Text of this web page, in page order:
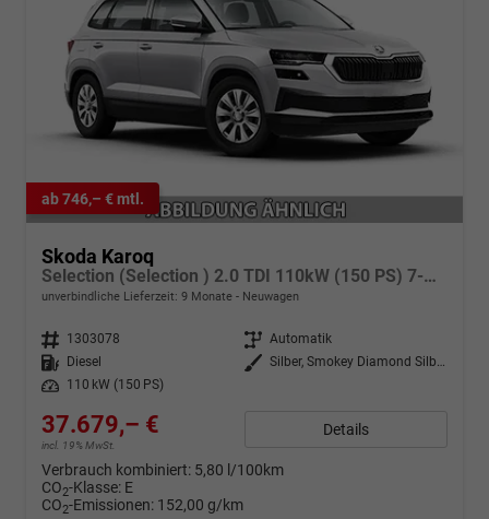
ab 746,– € mtl.
Skoda Karoq
Selection (Selection ) 2.0 TDI 110kW (150 PS) 7-Gang DSG 4x4
unverbindliche Lieferzeit: 9 Monate Neuwagen
Fahrzeugnr. 1303078 Getriebe Automatik
Kraftstoff
Diesel Außenfarbe
Silber, Smokey Diamond Silber Metallic
Leistung
110 kW (150 PS)
37.679,– €
incl. 19% MwSt.
Details
Verbrauch kombiniert: 5,80 l/100km
CO2-Klasse: E
CO2-Emissionen: 152,00 g/km